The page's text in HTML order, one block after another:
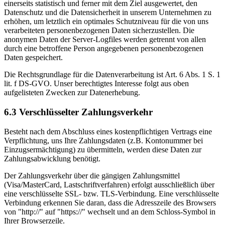
einerseits statistisch und ferner mit dem Ziel ausgewertet, den
Datenschutz und die Datensicherheit in unserem Unternehmen zu
erhöhen, um letztlich ein optimales Schutzniveau für die von uns
verarbeiteten personenbezogenen Daten sicherzustellen. Die
anonymen Daten der Server-Logfiles werden getrennt von allen
durch eine betroffene Person angegebenen personenbezogenen
Daten gespeichert.
Die Rechtsgrundlage für die Datenverarbeitung ist Art. 6 Abs. 1 S. 1
lit. f DS-GVO. Unser berechtigtes Interesse folgt aus oben
aufgelisteten Zwecken zur Datenerhebung.
6.3 Verschlüsselter Zahlungsverkehr
Besteht nach dem Abschluss eines kostenpflichtigen Vertrags eine
Verpflichtung, uns Ihre Zahlungsdaten (z.B. Kontonummer bei
Einzugsermächtigung) zu übermitteln, werden diese Daten zur
Zahlungsabwicklung benötigt.
Der Zahlungsverkehr über die gängigen Zahlungsmittel
(Visa/MasterCard, Lastschriftverfahren) erfolgt ausschließlich über
eine verschlüsselte SSL- bzw. TLS-Verbindung. Eine verschlüsselte
Verbindung erkennen Sie daran, dass die Adresszeile des Browsers
von "http://" auf "https://" wechselt und an dem Schloss-Symbol in
Ihrer Browserzeile.